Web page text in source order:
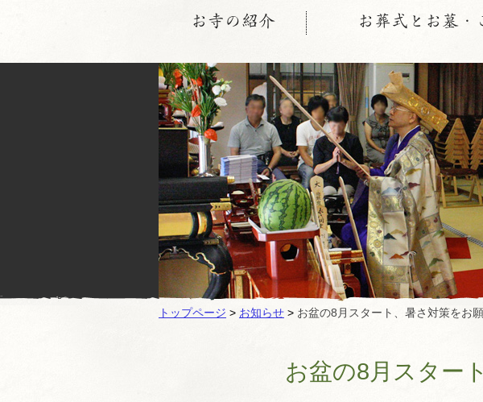
お寺の紹介 お葬式とお墓・
トップページ > お知らせ > お盆の8月スタート、暑さ対策をお願
お盆の8月スター